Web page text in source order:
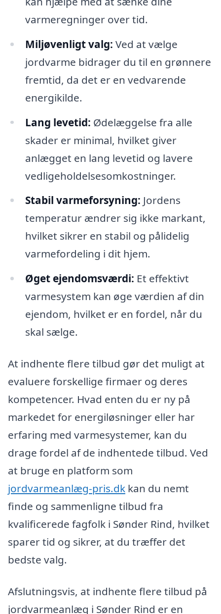
varmeregninger over tid.
Miljøvenligt valg: Ved at vælge
jordvarme bidrager du til en grønnere
fremtid, da det er en vedvarende
energikilde.
Lang levetid: Ødelæggelse fra alle
skader er minimal, hvilket giver
anlægget en lang levetid og lavere
vedligeholdelsesomkostninger.
Stabil varmeforsyning: Jordens
temperatur ændrer sig ikke markant,
hvilket sikrer en stabil og pålidelig
varmefordeling i dit hjem.
Øget ejendomsværdi: Et effektivt
varmesystem kan øge værdien af din
ejendom, hvilket er en fordel, når du
skal sælge.
At indhente flere tilbud gør det muligt at
evaluere forskellige firmaer og deres
kompetencer. Hvad enten du er ny på
markedet for energiløsninger eller har
erfaring med varmesystemer, kan du
drage fordel af de indhentede tilbud. Ved
at bruge en platform som
jordvarmeanlæg-pris.dk kan du nemt
finde og sammenligne tilbud fra
kvalificerede fagfolk i Sønder Rind, hvilket
sparer tid og sikrer, at du træffer det
bedste valg.
Afslutningsvis, at indhente flere tilbud på
jordvarmeanlæg i Sønder Rind er en